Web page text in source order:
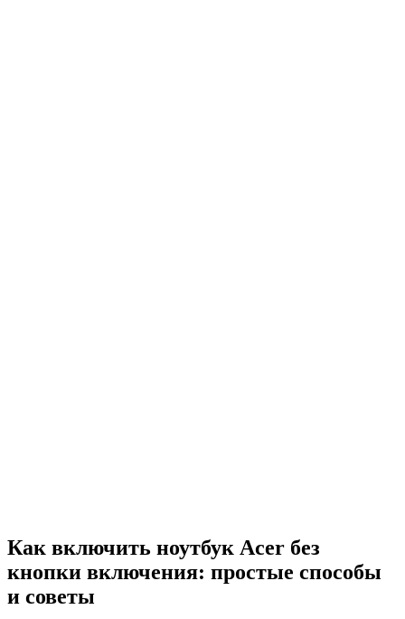
Как включить ноутбук Acer без
кнопки включения: простые способы
и советы